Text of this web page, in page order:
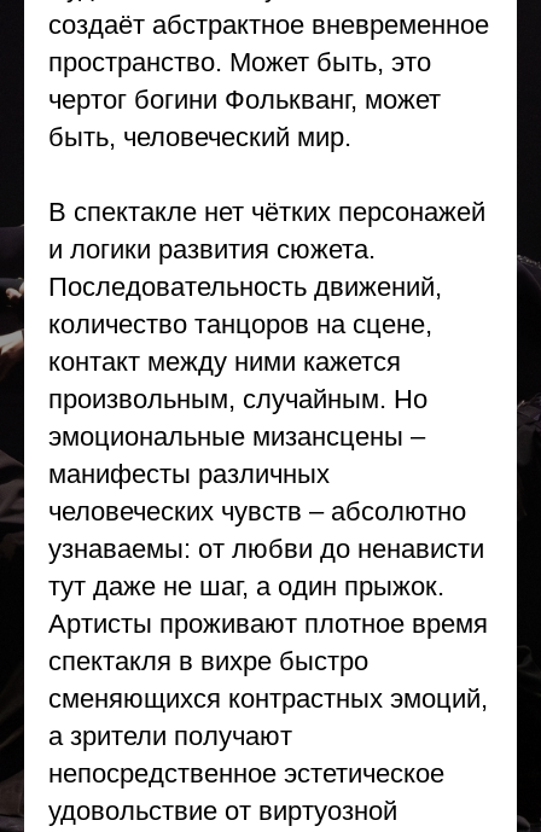
создаёт абстрактное вневременное
пространство. Может быть, это
чертог богини Фолькванг, может
быть, человеческий мир.
В спектакле нет чётких персонажей
и логики развития сюжета.
Последовательность движений,
количество танцоров на сцене,
контакт между ними кажется
произвольным, случайным. Но
эмоциональные мизансцены –
манифесты различных
человеческих чувств – абсолютно
узнаваемы: от любви до ненависти
тут даже не шаг, а один прыжок.
Артисты проживают плотное время
спектакля в вихре быстро
сменяющихся контрастных эмоций,
а зрители получают
непосредственное эстетическое
удовольствие от виртуозной